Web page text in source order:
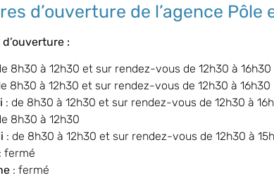
d’ouverture de l’agence Pôle
:
8h30 à 12h30 et sur rendez-vous de 12h30 à 16h30
8h30 à 12h30 et sur rendez-vous de 12h30 à 16h30
: de 8h30 à 12h30 et sur rendez-vous de 12h30 à
8h30 à 12h30
: de 8h30 à 12h30 et sur rendez-vous de 12h30 à
: fermé
: fermé